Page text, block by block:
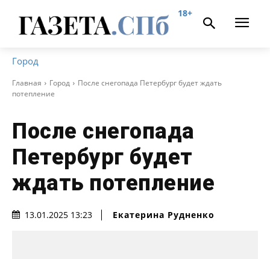
18+
Город
Главная Город
После снегопада Петербург будет ждать
потепление
После снегопада
Петербург будет
ждать потепление
13.01.2025 13:23 Екатерина Рудненко